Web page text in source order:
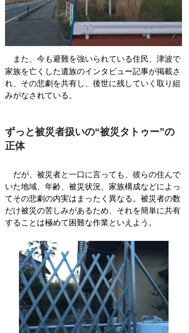
また、今も避難を強いられている住民、津波で
家族を亡くした遺族のインタビュー記事が掲載さ
れ、その悲劇を共有し、後世に残していく取り組
みがなされている。
ずっと被災者扱いの“被災タトゥー”の
正体
だが、被災者と一口に言っても、彼らの住んで
いた地域、年齢、被災状況、家族構成などによっ
てその悲劇の内実はまったく異なる。被災者の数
だけ被災の苦しみがあるため、それを簡単に共有
することは極めて困難な作業といえよう。